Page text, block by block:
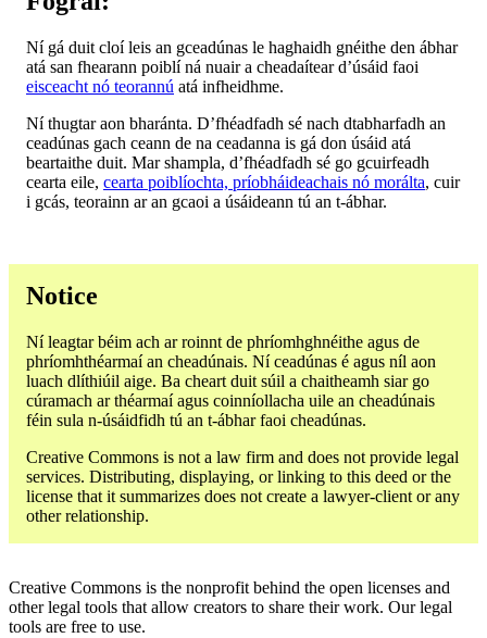
Ní gá duit cloí leis an gceadúnas le haghaidh gnéithe den ábhar
atá san fhearann poiblí ná nuair a cheadaítear d’úsáid faoi
eisceacht nó teorannú atá infheidhme.
Ní thugtar aon bharánta. D’fhéadfadh sé nach dtabharfadh an
ceadúnas gach ceann de na ceadanna is gá don úsáid atá
beartaithe duit. Mar shampla, d’fhéadfadh sé go gcuirfeadh
cearta eile, cearta poiblíochta, príobháideachais nó morálta, cuir
i gcás, teorainn ar an gcaoi a úsáideann tú an t-ábhar.
Notice
Ní leagtar béim ach ar roinnt de phríomhghnéithe agus de
phríomhthéarmaí an cheadúnais. Ní ceadúnas é agus níl aon
luach dlíthiúil aige. Ba cheart duit súil a chaitheamh siar go
cúramach ar théarmaí agus coinníollacha uile an cheadúnais
féin sula n-úsáidfidh tú an t-ábhar faoi cheadúnas.
Creative Commons is not a law firm and does not provide legal
services. Distributing, displaying, or linking to this deed or the
license that it summarizes does not create a lawyer-client or any
other relationship.
Creative Commons is the nonprofit behind the open licenses and
other legal tools that allow creators to share their work. Our legal
tools are free to use.